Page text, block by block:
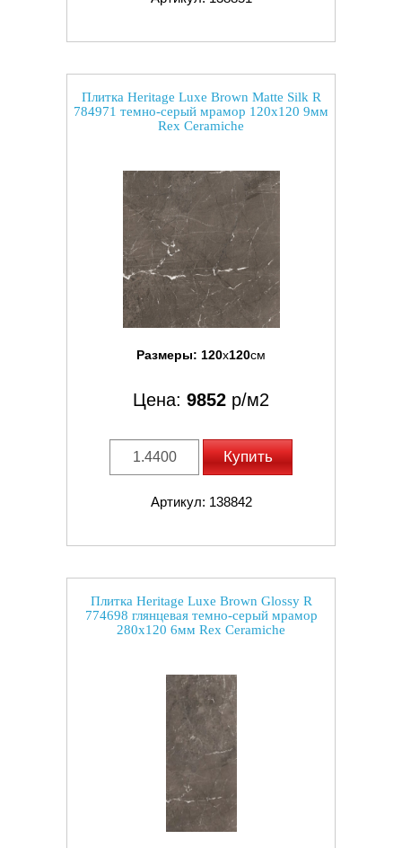
Плитка Heritage Luxe Brown Matte Silk R
784971 темно-серый мрамор 120x120 9мм
Rex Ceramiche
Размеры: 120x120см
Цена: 9852 р/м2
Купить
Артикул: 138842
Плитка Heritage Luxe Brown Glossy R
774698 глянцевая темно-серый мрамор
280x120 6мм Rex Ceramiche